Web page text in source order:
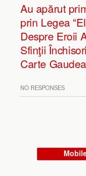
Au apărut
prin Legea
Despre Eroii
Sfinţii
Carte
NO RESPONSES